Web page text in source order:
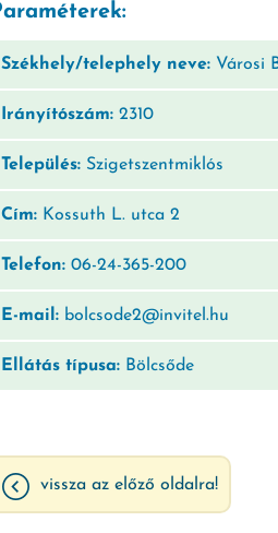
GYERMEKVÉDELMI
Székhely/telephely neve: Városi
Irányítószám: 2310
Település: Szigetszentmiklós
Cím: Kossuth L. utca 2
Telefon: 06-24-365-200
E-mail: bolcsode2@invitel.hu
Ellátás típusa: Bölcsőde
vissza az előző oldalra!